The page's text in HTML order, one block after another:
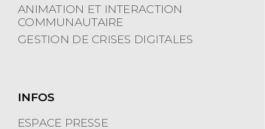
comme en veille thématique ou
médiatique en repérant les contenus
les plus partagés.Bref, Buzzsumo est
tout de même d'aller au-delà de la
limite des trois requêtes par jour